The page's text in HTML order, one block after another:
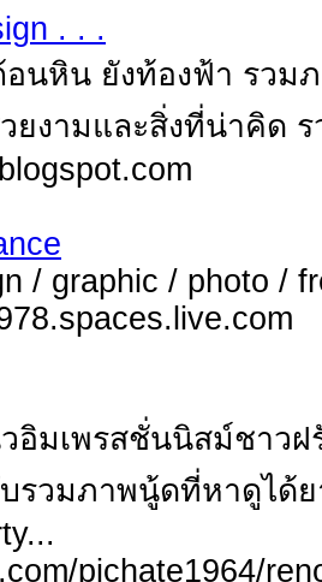
. . .
นหิน ยังท้องฟ้า รวม
ยงามและสิ่งที่น่าคิด
/ graphic / photo /
อิมเพรสชั่นนิสม์ชาวฝ
รวมภาพนู้ดที่หาดูได้
pichate1964/